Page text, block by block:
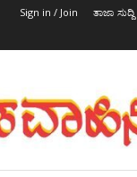
Sign in / Join ತಾಜಾ ಸುದ್ದಿ